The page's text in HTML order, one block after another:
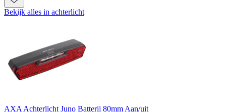
Bekijk alles in achterlicht
AXA Achterlicht Juno Batterij 80mm Aan/uit